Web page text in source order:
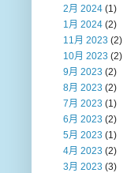
2月 2024 (1)
1月 2024 (2)
11月 2023 (2)
10月 2023 (2)
9月 2023 (2)
8月 2023 (2)
7月 2023 (1)
6月 2023 (2)
5月 2023 (1)
4月 2023 (2)
3月 2023 (3)